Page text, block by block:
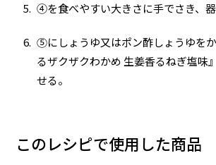
④を食べやすい大きさに手でさき、器
⑤にしょうゆ又はポン酢しょうゆを
るザクザクわかめ 生姜香るねぎ塩味
せる。
このレシピで使用した商品